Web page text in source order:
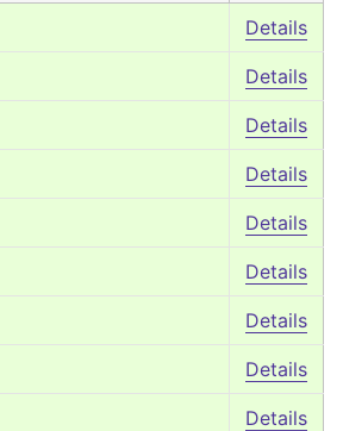
Details
Details
Details
Details
Details
Details
Details
Details
Details